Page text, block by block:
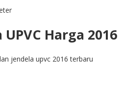
Harga 2016
jendela upvc 2016 terbaru